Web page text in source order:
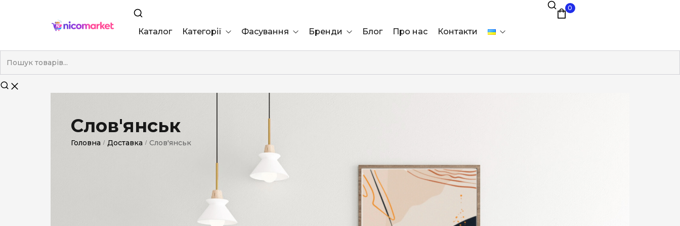
Каталог Категорії
Nano
Без фільтра
Смакові (капсула)
Фасування Бренди Блог Про нас Контакти
0
Слов'янськ
Головна / Доставка / Слов'янськ